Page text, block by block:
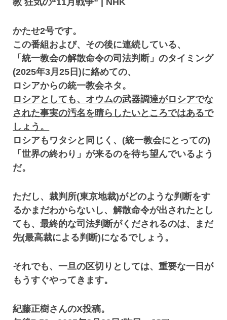
教 狂気の“11月戦争” | NHK
かたせ2号です。
この番組および、その後に連続している、
「統一教会の解散命令の司法判断」のタイミング
(2025年3月25日)に絡めての、
ロシアからの統一教会ネタ。
ロシアとしても、オウムの武器調達がロシアでな
された事実の汚名を晴らしたいところではあるで
しょう。
ロシアもワタシと同じく、(統一教会にとっての)
「世界の終わり」が来るのを待ち望んでいるよう
だ。
ただし、裁判所(東京地裁)がどのような判断をす
るかまだわからないし、解散命令が出されたとし
ても、最終的な司法判断がくだされるのは、まだ
先(最高裁による判断)になるでしょう。
それでも、一旦の区切りとしては、重要な一日が
もうすぐやってきます。
紀藤正樹さんのX投稿。